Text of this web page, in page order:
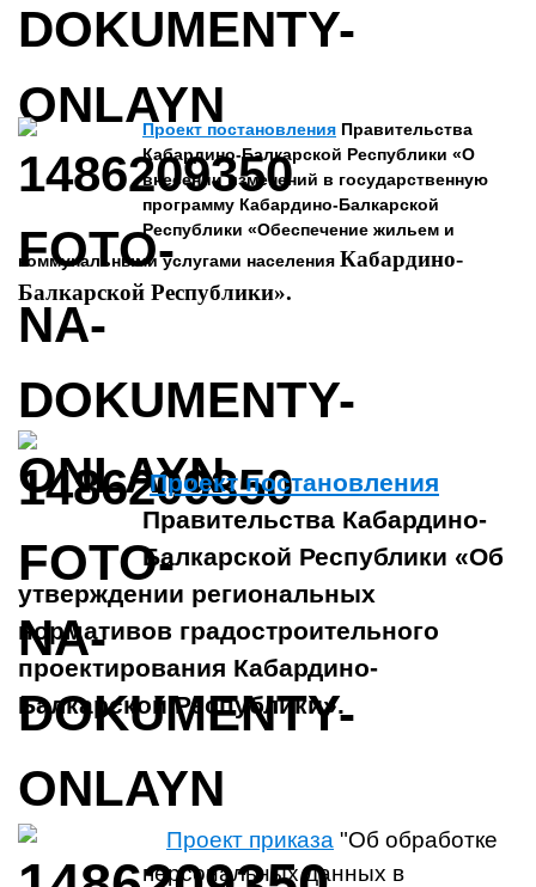
Проект постановления Правительства
Кабардино-Балкарской Республики «О
внесении изменений в государственную
программу Кабардино-Балкарской
Республики «Обеспечение жильем и
коммунальными услугами населения Кабардино-
Балкарской Республики».
Проект постановления
Правительства Кабардино-
Балкарской Республики «Об
утверждении региональных
нормативов градостроительного
проектирования Кабардино-
Балкарской Республики».
Проект приказа "Об обработке
персональных данных в